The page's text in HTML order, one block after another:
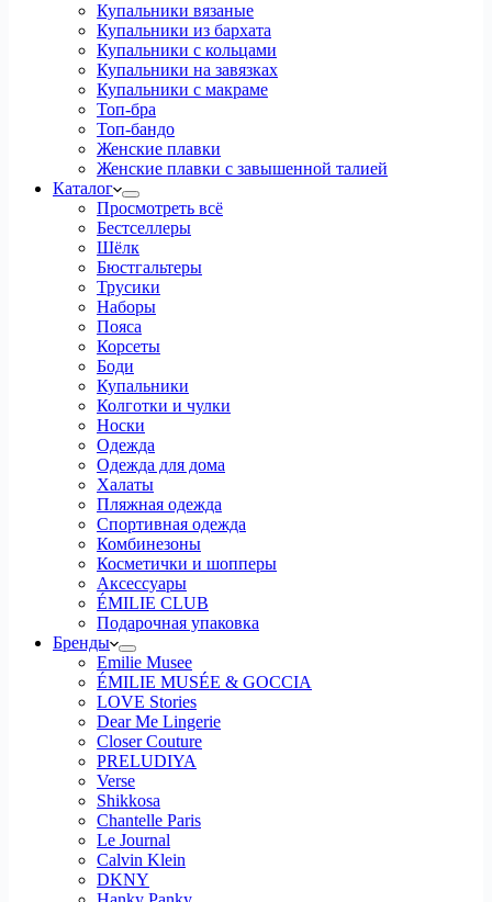
Купальники вязаные
Купальники из бархата
Купальники с кольцами
Купальники на завязках
Купальники с макраме
Топ-бра
Топ-бандо
Женские плавки
Женские плавки с завышенной талией
Каталог
Просмотреть всё
Бестселлеры
Шёлк
Бюстгальтеры
Трусики
Наборы
Пояса
Корсеты
Боди
Купальники
Колготки и чулки
Носки
Одежда
Одежда для дома
Халаты
Пляжная одежда
Спортивная одежда
Комбинезоны
Косметички и шопперы
Аксессуары
ÉMILIE CLUB
Подарочная упаковка
Бренды
Emilie Musee
ÉMILIE MUSÉE & GOCCIA
LOVE Stories
Dear Me Lingerie
Closer Couture
PRELUDIYA
Verse
Shikkosa
Chantelle Paris
Le Journal
Calvin Klein
DKNY